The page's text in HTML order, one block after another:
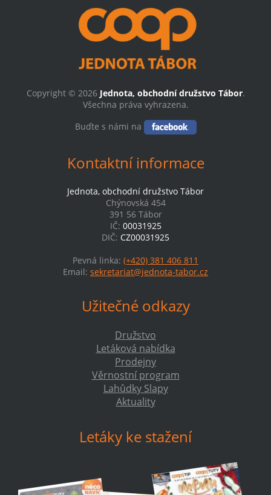
Copyright © 2026 Jednota, obchodní družstvo Tábor.
Všechna práva vyhrazena.
Buďte s námi na
Kontaktní informace
Jednota, obchodní družstvo Tábor
Chýnovská 454
391 56 Tábor
IČ: 00031925
DIČ: CZ00031925
Pevná linka: (+420) 381 406 811
Email: sekretariat@jednota-tabor.cz
Užitečné odkazy
Družstvo
Letáková nabídka
Prodejny
Věrnostní program
Lahůdky Slapy
Aktuality
Letáky ke stažení